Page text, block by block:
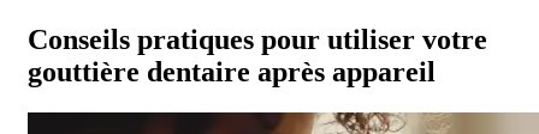
Conseils pratiques pour utiliser votre
gouttière dentaire après appareil